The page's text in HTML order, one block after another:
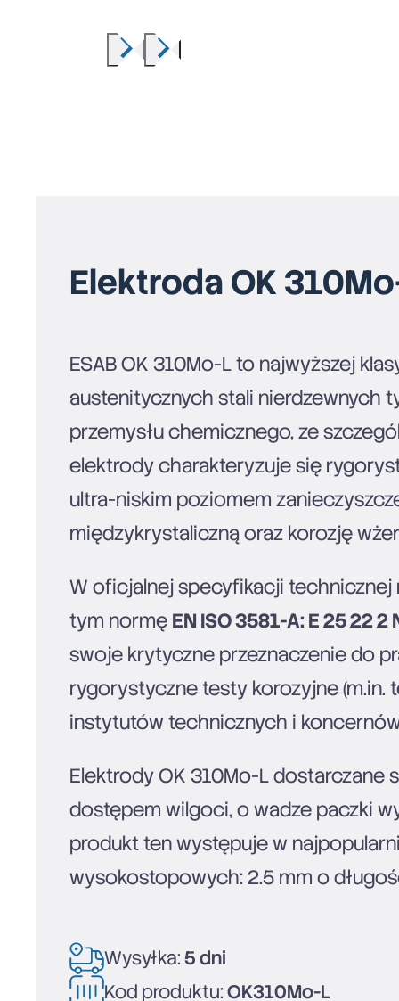
Elektroda OK
ESAB OK 310Mo-L to najwyższej
austenitycznych stali nierdzewnych
przemysłu chemicznego, ze
elektrody charakteryzuje się
ultra-niskim poziomem
międzykrystaliczną oraz korozję
W oficjalnej specyfikacji technicznej
tym normę EN ISO 3581-A: E 25 22 2
swoje krytyczne przeznaczenie do
rygorystyczne testy korozyjne (m.in.
instytutów technicznych i
Elektrody OK 310Mo-L
dostępem wilgoci, o wadze paczki
produkt ten występuje w
wysokostopowych: 2.5 mm o
Wysyłka:5 dni
Kod produktu:OK310Mo-L